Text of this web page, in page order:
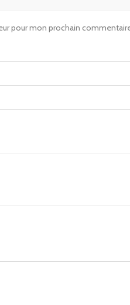
pour mon prochain